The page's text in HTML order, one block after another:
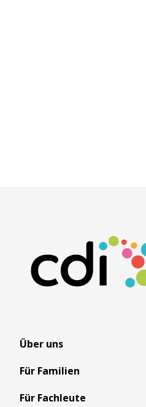
Über uns
Für Familien
Für Fachleute